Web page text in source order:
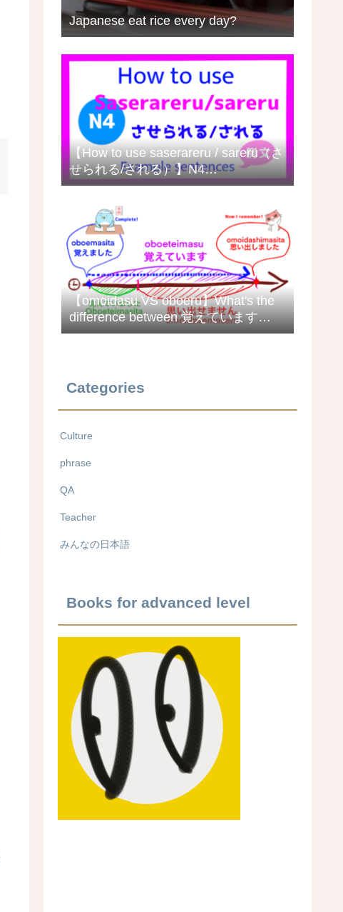
Japanese eat rice every day?
【How to use saserareru / sareru（さ
せられる/される）】N4
grammar/meaning with example
【omoidasu VS oboeru】What's the
difference between 覚えています
(oboeteimasu) and 思い出します
Categories
Culture
phrase
QA
Teacher
みんなの日本語
Books for advanced level